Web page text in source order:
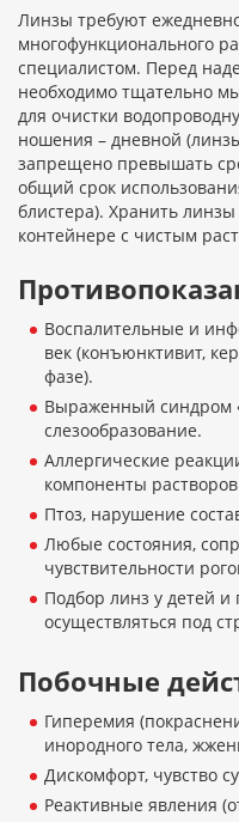
Линзы требуют
многофункционального
специалистом. Перед
необходимо тщательно
для очистки
ношения – дневной
запрещено превышать
общий срок
блистера). Хранить
контейнере с чистым
Воспалительные и
век (конъюнктивит,
фазе).
Выраженный синдром
слезообразование.
Аллергические
компоненты
Птоз, нарушение
Любые состояния,
чувствительности
Подбор линз у детей и
осуществляться под
Побочные
Гиперемия
инородного тела,
Дискомфорт, чувство
Реактивные явления